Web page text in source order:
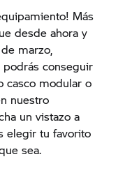
Más
desde ahora y
marzo,
podrás conseguir
casco modular o
nuestro
un vistazo a
elegir tu favorito
sea.